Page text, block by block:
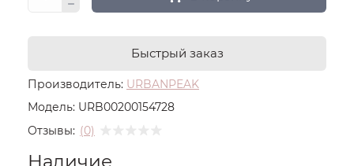
Производитель: URBANPEAK
Модель: URB00200154728
Отзывы: (0)
Быстрый заказ
Наличие